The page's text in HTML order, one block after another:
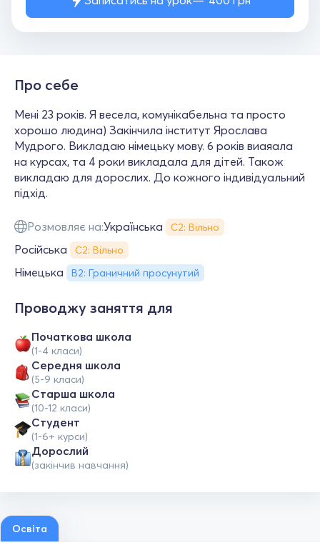
Про себе
Мені 23 років. Я весела, комунікабельна та просто
хорошо людина) Закінчила інститут Ярослава
Мудрого. Викладаю німецьку мову. 6 років виаяала
на курсах, та 4 роки викладала для дітей. Також
викладаю для дорослих. До кожного індивідуальний
підхід.
Розмовляє на:Українська С2: Вільно
Російська С2: Вільно
Німецька B2: Граничний просунутий
Проводжу заняття для
Початкова школа
(1-4 класи)
Середня школа
(5-9 класи)
Старша школа
(10-12 класи)
Студент
(1-6+ курси)
Дорослий
(закінчив навчання)
Освіта